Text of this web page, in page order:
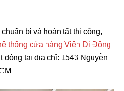
bị và hoàn tất thi công,
thống cửa hàng Viện Di Động
động tại địa chỉ: 1543 Nguyễn